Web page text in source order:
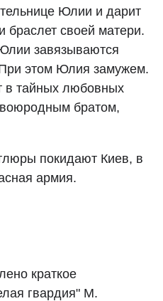
Юлии и дарит
браслет своей матери.
завязываются
этом Юлия замужем.
в тайных любовных
братом,
покидают Киев, в
армия.
краткое
гвардия" М.